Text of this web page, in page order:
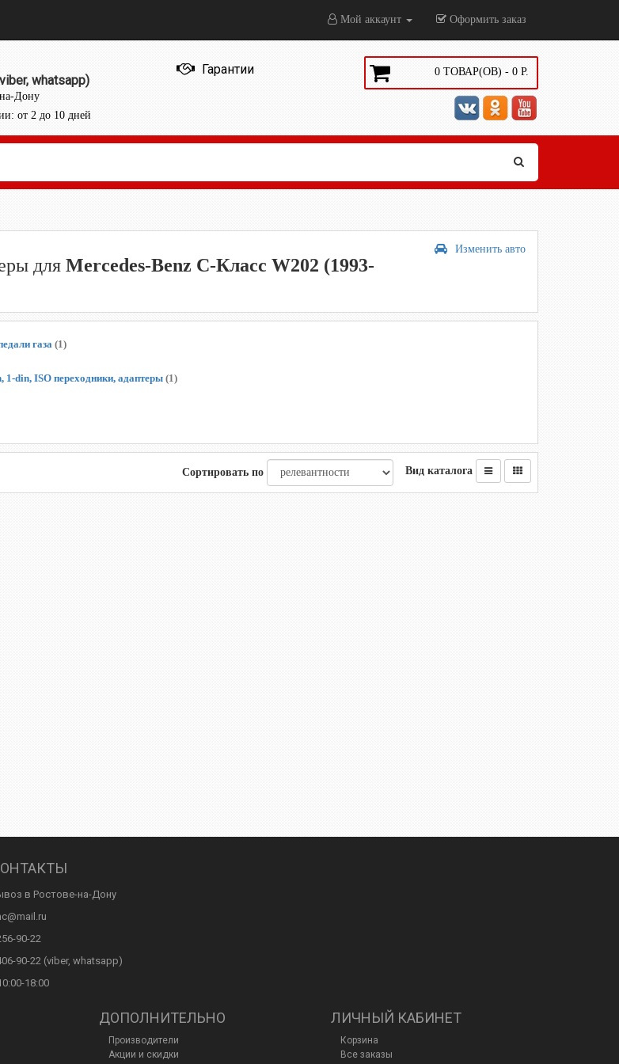
Мой аккаунт Оформить заказ
whatsapp)
Дону
от 2 до 10 дней
Гарантии 0 ТОВАР(ОВ) - 0 Р.
для Mercedes-Benz C-Класс W202 (1993-
Изменить авто
газа (1)
1-din, ISO переходники, адаптеры(1)
Вид каталога
Сортировать по
в Ростове-на-Дону
90-22
90-22 (viber, whatsapp)
18:00
ДОПОЛНИТЕЛЬНО
Производители
Акции и скидки
ЛИЧНЫЙ КАБИНЕТ
Корзина
Все заказы